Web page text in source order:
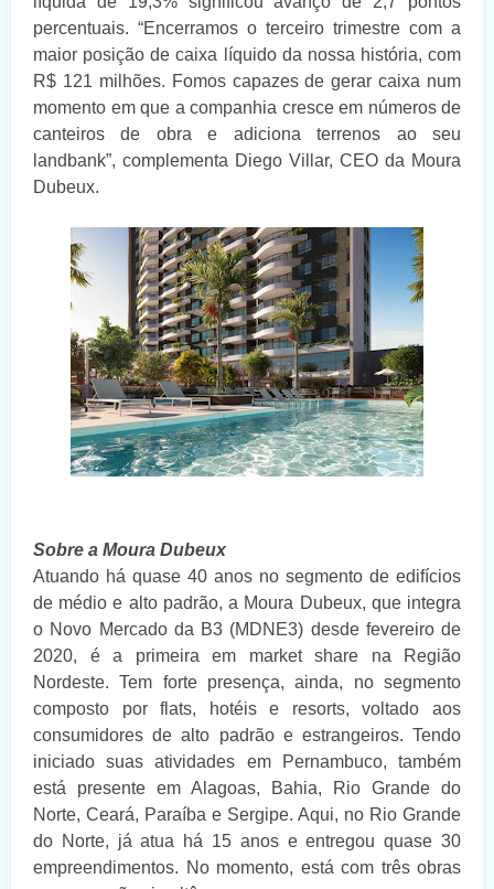
percentuais. “Encerramos o terceiro trimestre com a
maior posição de caixa líquido da nossa história, com
R$ 121 milhões. Fomos capazes de gerar caixa num
momento em que a companhia cresce em números de
canteiros de obra e adiciona terrenos ao seu
landbank”, complementa Diego Villar, CEO da Moura
Dubeux.
Sobre a Moura Dubeux
Atuando há quase 40 anos no segmento de edifícios
de médio e alto padrão, a Moura Dubeux, que integra
o Novo Mercado da B3 (MDNE3) desde fevereiro de
2020, é a primeira em market share na Região
Nordeste. Tem forte presença, ainda, no segmento
composto por flats, hotéis e resorts, voltado aos
consumidores de alto padrão e estrangeiros. Tendo
iniciado suas atividades em Pernambuco, também
está presente em Alagoas, Bahia, Rio Grande do
Norte, Ceará, Paraíba e Sergipe. Aqui, no Rio Grande
do Norte, já atua há 15 anos e entregou quase 30
empreendimentos. No momento, está com três obras